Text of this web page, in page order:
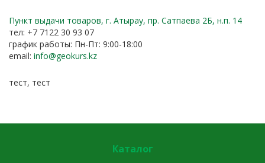
Пункт выдачи товаров, г. Атырау, пр. Сатпаева 2Б, н.п. 14
тел: +7 7122 30 93 07
график работы: Пн-Пт: 9:00-18:00
email: info@geokurs.kz
тест, тест
Каталог